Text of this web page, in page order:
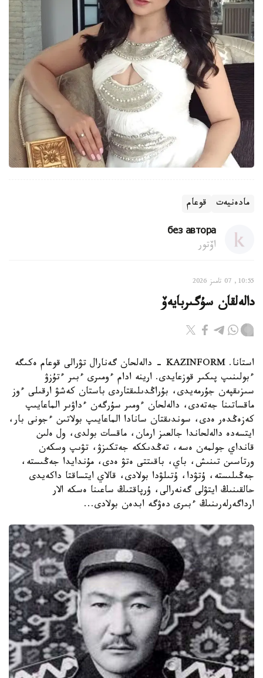
مادەنيەت قوعام
без автора
اۆتور
10:55, 07 تامىز 2026
دالەلقان سۇگىربايەۆ
استانا. KAZINFORM - دالەلحان گەنارال تۋرالى قوعام ەكىگە
ءبولىنىپ پىكىر قوزعايدى. ارينە ادام ءومىرى ءبىر ءتۇزۋ
سىزىقپەن جۇرمەيدى، بۇراڭدىلىقتاردى باستان كەشۋ ارقىلى ءوز
ماقساتىنا جەتەدى، دالەلحان ءومىر سۇرگەن ءداۋىر الماعايىپ
كەزەڭدەر ەدى، سوندىقتان سانادا الماعايىپ بولاتىن ءجونى بار،
ايتسەدە دالەلحاندا جالعىز ارمان، ماقسات بولدى، ول ەلىن
قانداي جولمەن ەسە، تەڭدىككە جەتكىزۋ، تۋىپ وسكەن
ورتاسىن تىنىش، باي، باقىتتى ەتۋ ەدى، مۇندايدا جەڭىستە،
جەڭىلىستە، ۇتۋدا، ۇتىلۋدا بولادى، قالاي ايتساقتا داكەيدى
حالقىنىڭ ايتۋلى گەنەرالى، ۇرپاقتىڭ ساعىنا ەسكە الار
ارداگەرلەرىنىڭ ءبىرى دەۋگە ابدەن بولادى...